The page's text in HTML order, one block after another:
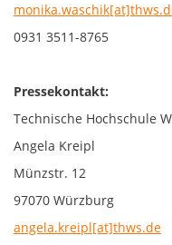
0931 3511-8765
Pressekontakt:
Technische Hochschule
Angela Kreipl
Münzstr. 12
97070 Würzburg
angela.kreipl[at]thws.de